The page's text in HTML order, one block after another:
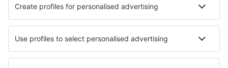
Nejlepší hotely - města
Hotely in El Campello Hotely in Drongen